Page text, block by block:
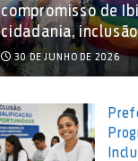
compromisso de
cidadania,
30 DE JUNHO DE 2026